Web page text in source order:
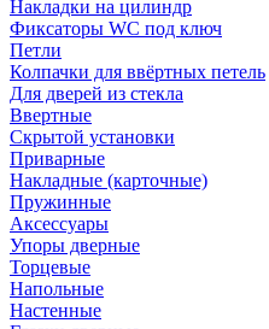
Накладки на цилиндр
Фиксаторы WC под ключ
Петли
Колпачки для ввёртных петель
Для дверей из стекла
Ввертные
Скрытой установки
Приварные
Накладные (карточные)
Пружинные
Аксессуары
Упоры дверные
Торцевые
Напольные
Настенные